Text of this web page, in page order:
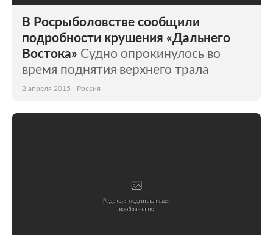
В Росрыболовстве сообщили
подробности крушения «Дальнего
Востока» Судно опрокинулось во
время поднятия верхнего трала
2 апреля 2015 Россия